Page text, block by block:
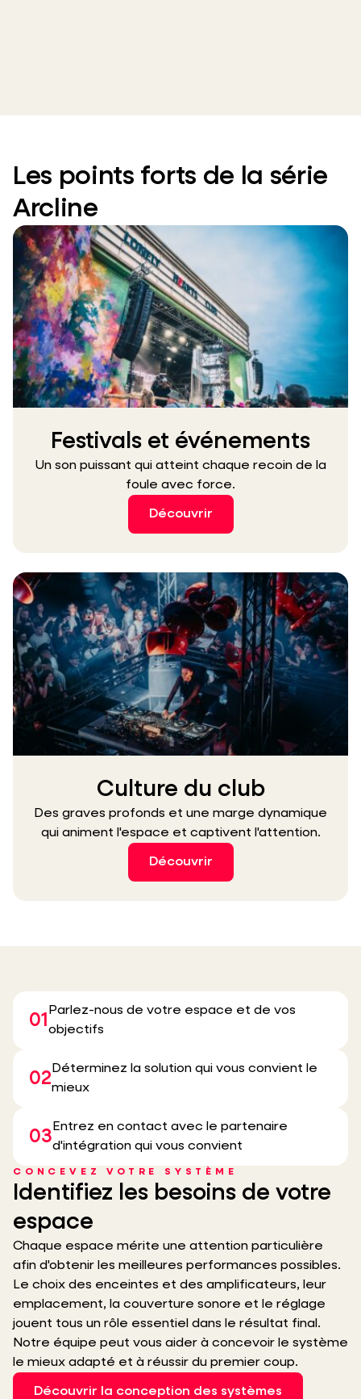
Les points forts de la série
Arcline
Festivals et événements
Un son puissant qui atteint chaque recoin de la
foule avec force.
Découvrir
Culture du club
Des graves profonds et une marge dynamique
qui animent l'espace et captivent l'attention.
Découvrir
CONCEVEZ VOTRE SYSTÈME
Identifiez les besoins de votre
espace
Chaque espace mérite une attention particulière
afin d'obtenir les meilleures performances possibles.
Le choix des enceintes et des amplificateurs, leur
emplacement, la couverture sonore et le réglage
jouent tous un rôle essentiel dans le résultat final.
Notre équipe peut vous aider à concevoir le système
le mieux adapté et à réussir du premier coup.
Découvrir la conception des systèmes
01 Parlez-nous de votre espace et de vos
objectifs
02 Déterminez la solution qui vous convient le
mieux
03 Entrez en contact avec le partenaire
d'intégration qui vous convient